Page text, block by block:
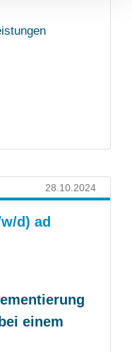
28.10.2024
d) ad
einem